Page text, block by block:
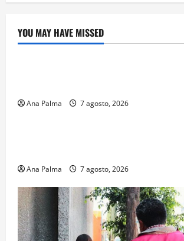
YOU MAY HAVE MISSED
Crítica de Cine
Ana Palma 7 agosto, 2026
Educación
Ana Palma 7 agosto, 2026